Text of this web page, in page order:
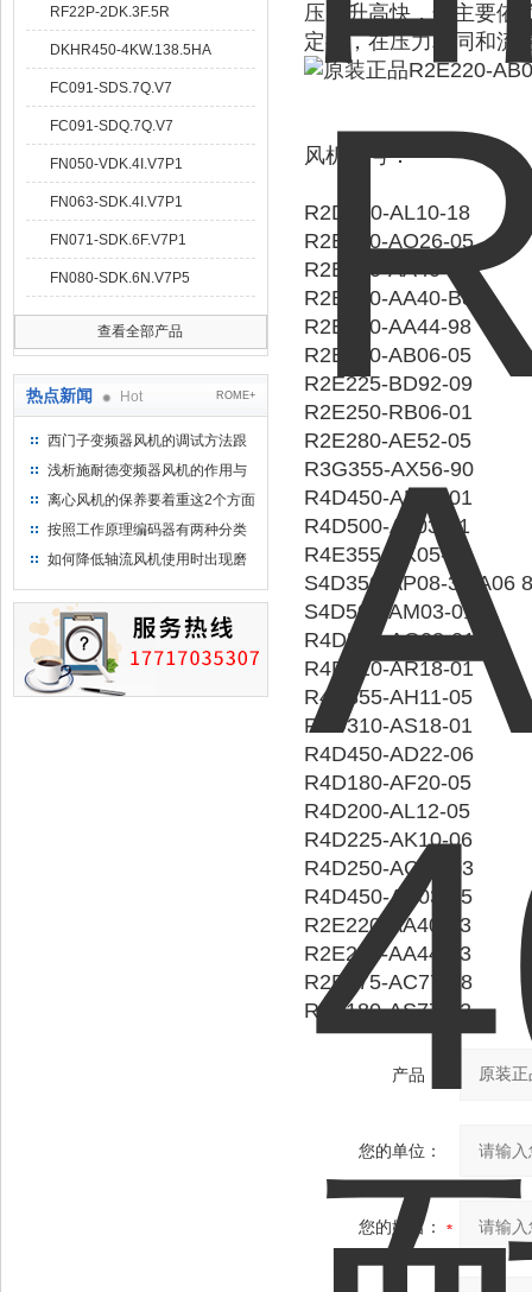
RF22P-2DK.3F.5R
DKHR450-4KW.138.5HA
FC091-SDS.7Q.V7
FC091-SDQ.7Q.V7
FN050-VDK.4I.V7P1
FN063-SDK.4I.V7P1
FN071-SDK.6F.V7P1
FN080-SDK.6N.V7P5
查看全部产品
热点新闻 Hot ROME+
西门子变频器风机的调试方法跟
步骤
浅析施耐德变频器风机的作用与
意义所在
离心风机的保养要着重这2个方面
按照工作原理编码器有两种分类
如何降低轴流风机使用时出现磨
压力升高快，这主要依
定律，在压力相同和流
风机型号：
R2D180-AL10-18
R2E190-AO26-05
R2E220-AA40-71
R2E220-AA40-B8
R2E220-AA44-98
R2E220-AB06-05
R2E225-BD92-09
R2E250-RB06-01
R2E280-AE52-05
R3G355-AX56-90
R4D450-AK01-01
R4D500-AT03-01
R4E355-AK05-05
S4D350-AP08-30/A06 8
S4D500-AM03-01
R4D560-AQ03-01
R4D310-AR18-01
R4D355-AH11-05
R4D310-AS18-01
R4D450-AD22-06
R4D180-AF20-05
R4D200-AL12-05
R4D225-AK10-06
R4D250-AC10-03
R4D450-AK03-05
R2E220-AA40-23
R2E220-AA44-23
R2E175-AC77-18
R2E180-AS77-22
产品：
您的单位：
您的姓名：